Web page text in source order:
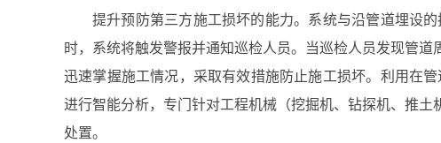
提升预防第三方施工损坏的能力。系统与沿管道埋设
时，系统将触发警报并通知巡检人员。当巡检人员发现管
迅速掌握施工情况，采取有效措施防止施工损坏。利用在
进行智能分析，专门针对工程机械（挖掘机、钻探机、推
处置。